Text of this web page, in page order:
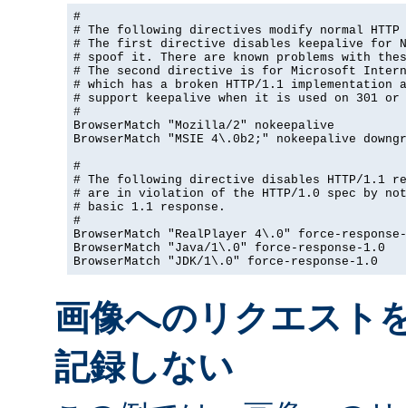
#
# The following directives modify normal HTTP
# The first directive disables keepalive for
# spoof it. There are known problems with
# The second directive is for Microsoft
# which has a broken HTTP/1.1 implementation
# support keepalive when it is used on 301
#
BrowserMatch "Mozilla/2" nokeepalive
BrowserMatch "MSIE 4\.0b2;" nokeepalive
#
# The following directive disables HTTP/1.1
# are in violation of the HTTP/1.0 spec by
# basic 1.1 response.
#
BrowserMatch "RealPlayer 4\.0" force-
BrowserMatch "Java/1\.0" force-response-1.0
BrowserMatch "JDK/1\.0" force-response-1.0
画像へのリクエスト
記録しない